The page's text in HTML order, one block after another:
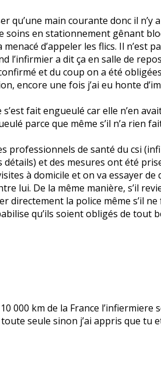
qu’une main courante donc il n’y
en stationnement gênant
d’appeler les flics. Il n’est
l’infirmier a dit ça en salle de
et du coup on a été
encore une fois j’ai eu honte
fait engueulé car elle n’en
parce que même s’il n’a rien
professionnels de santé du csi
et des mesures ont été
à domicile et on va essayer
lui. De la même manière, s’il
directement la police même s’il
qu’ils soient obligés de tout
000 km de la France
seule sinon j’ai appris que